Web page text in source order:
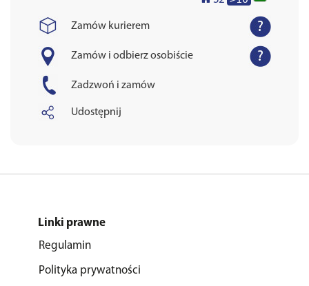
Zamów kurierem
Zamów i odbierz osobiście
Zadzwoń i zamów
Udostępnij
Linki prawne
Regulamin
Polityka prywatności